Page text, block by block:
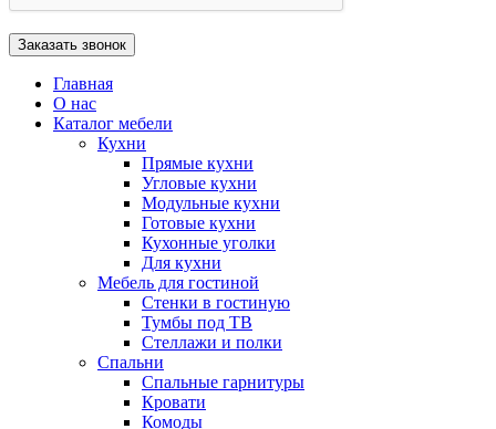
Главная
О нас
Каталог мебели
Кухни
Прямые кухни
Угловые кухни
Модульные кухни
Готовые кухни
Кухонные уголки
Для кухни
Мебель для гостиной
Стенки в гостиную
Тумбы под ТВ
Стеллажи и полки
Спальни
Спальные гарнитуры
Кровати
Комоды